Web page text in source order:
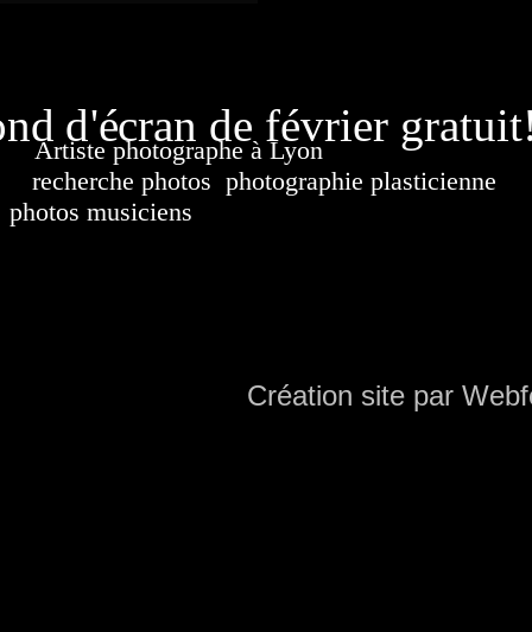
d'écran de février
Artiste photographe à LyonFrance. Banque
recherche photos photographie plasticienne
photos musiciens
Création site par